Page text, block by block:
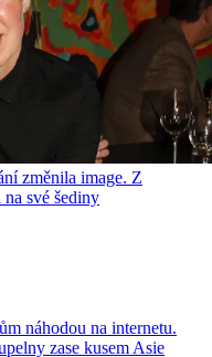
změnila image. Z
své šediny
náhodou na internetu.
zase kusem Asie